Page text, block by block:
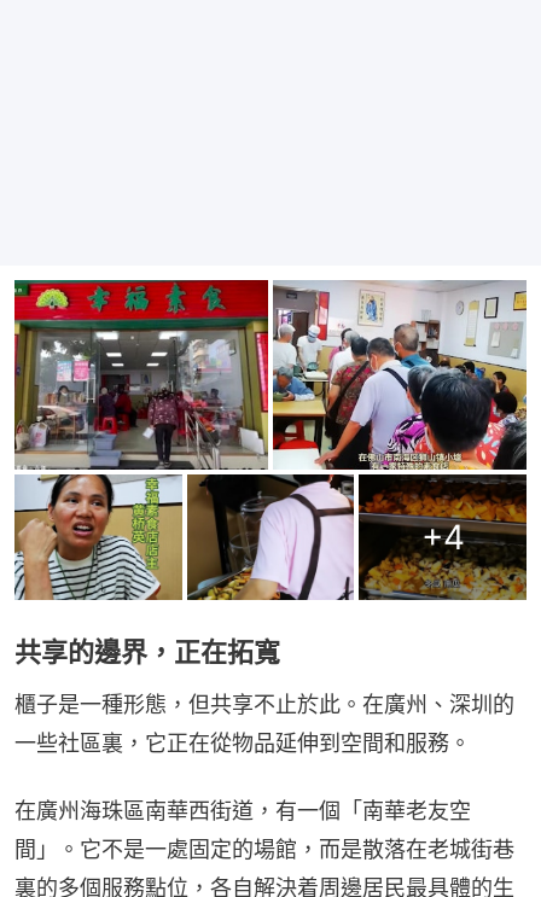
+4
共享的邊界，正在拓寬
櫃子是一種形態，但共享不止於此。在廣州、深圳的
一些社區裏，它正在從物品延伸到空間和服務。
在廣州海珠區南華西街道，有一個「南華老友空
間」。它不是一處固定的場館，而是散落在老城街巷
裏的多個服務點位，各自解決着周邊居民最具體的生